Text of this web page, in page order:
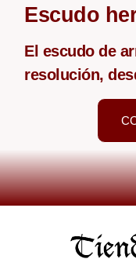
Escudo
El escudo de
resolución,